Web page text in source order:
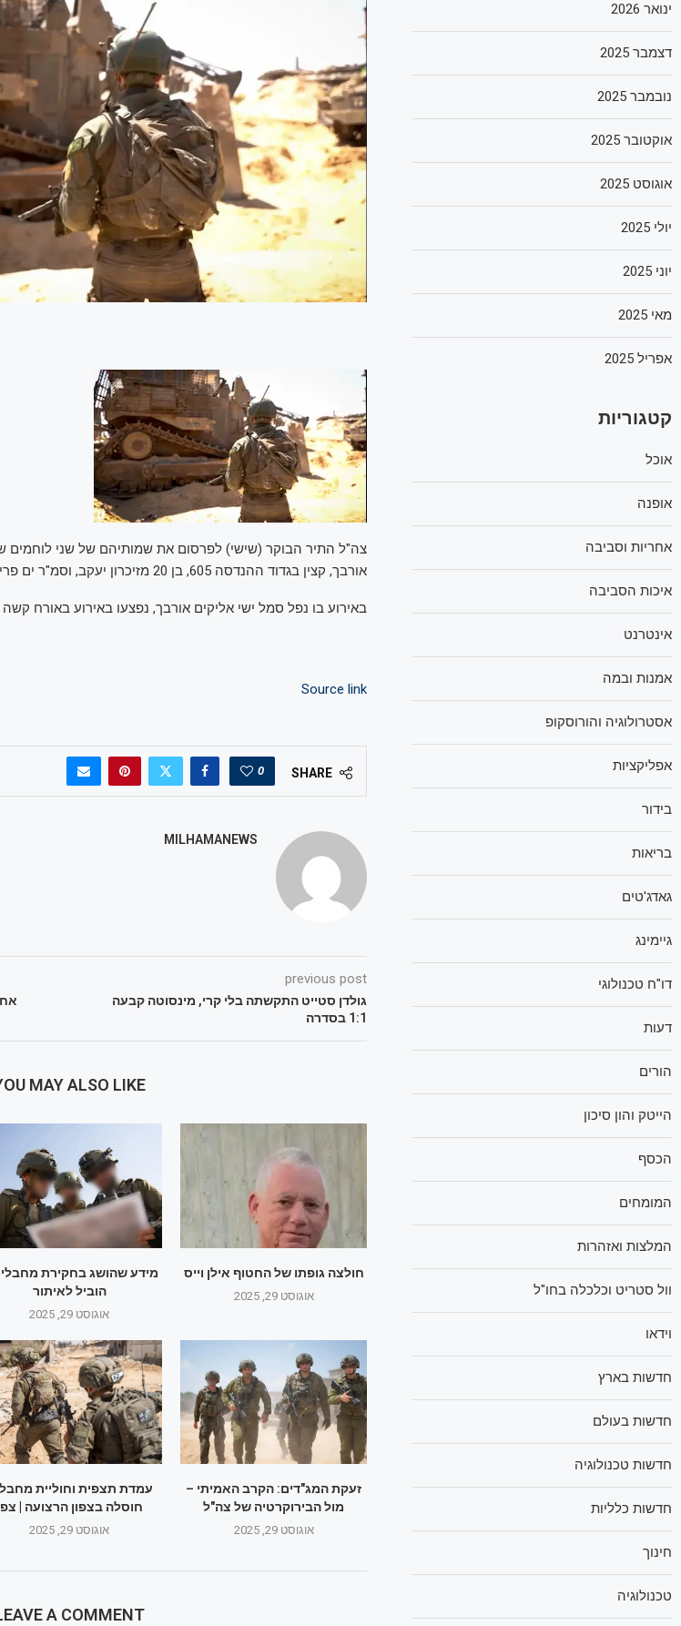
צה"ל התיר הבוקר (שישי) לפרסום את שמותיהם של שני לוחמים
אורבך, קצין בגדוד ההנדסה 605, בן 20 מזיכרון יעקב, וסמ"ר ים פריד, לוחם בסיירת גולני, בן 21 מסלעית.
באירוע בו נפל סמל ישי אליקים אורבך, נפצעו באירוע באורח קשה
Source link
SHARE
0
MILHAMANEWS
previous post
גולדן סטייט התקשתה בלי קרי, מינסוטה קבעה
1:1 בסדרה
MAY ALSO LIKE
מידע שהושג בחקירת
הוביל לאיתור
אוגוסט 29, 2025
חולצה גופתו של החטוף אילן וייס
אוגוסט 29, 2025
עמדת תצפית וחוליית
חוסלה בצפון הרצועה |
אוגוסט 29, 2025
זעקת המג"דים: הקרב האמיתי –
מול הבירוקרטיה של צה"ל
אוגוסט 29, 2025
A COMMENT
ינואר 2026
דצמבר 2025
נובמבר 2025
אוקטובר 2025
אוגוסט 2025
יולי 2025
יוני 2025
מאי 2025
אפריל 2025
קטגוריות
אוכל
אופנה
אחריות וסביבה
איכות הסביבה
אינטרנט
אמנות ובמה
אסטרולוגיה והורוסקופ
אפליקציות
בידור
בריאות
גאדג'טים
גיימינג
דו"ח טכנולוגי
דעות
הורים
הייטק והון סיכון
הכסף
המומחים
המלצות ואזהרות
וול סטריט וכלכלה בחו"ל
וידאו
חדשות בארץ
חדשות בעולם
חדשות טכנולוגיה
חדשות כלליות
חינוך
טכנולוגיה